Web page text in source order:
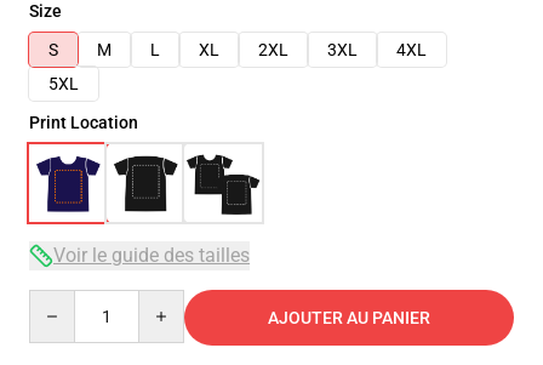
Size
S
M L XL 2XL 3XL
4XL
5XL
Print Location
Voir le guide des tailles
AJOUTER AU PANIER